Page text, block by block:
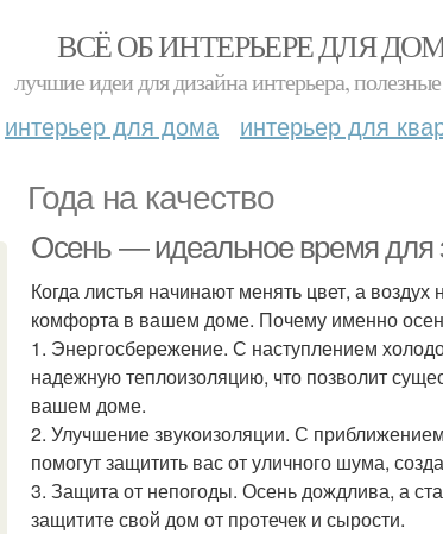
ВСЁ ОБ ИНТЕРЬЕРЕ ДЛЯ
лучшие идеи для дизайна интерьера,
интерьер для дома интерьер для
Года на качество
Осень — идеальное время для
Когда листья начинают менять цвет, а
комфорта в вашем доме. Почему именно
1. Энергосбережение. С наступлением
надежную теплоизоляцию, что позволит
вашем доме.
2. Улучшение звукоизоляции. С
помогут защитить вас от уличного шума,
3. Защита от непогоды. Осень дождлива, а
защитите свой дом от протечек и сырости.